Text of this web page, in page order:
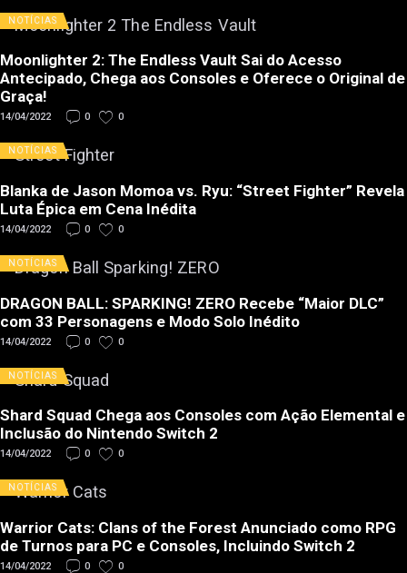
NOTÍCIAS
Moonlighter 2: The Endless Vault Sai do Acesso
Antecipado, Chega aos Consoles e Oferece o Original de
Graça!
14/04/2022 0 0
NOTÍCIAS
Blanka de Jason Momoa vs. Ryu: “Street Fighter” Revela
Luta Épica em Cena Inédita
14/04/2022 0 0
NOTÍCIAS
DRAGON BALL: SPARKING! ZERO Recebe “Maior DLC”
com 33 Personagens e Modo Solo Inédito
14/04/2022 0 0
NOTÍCIAS
Shard Squad Chega aos Consoles com Ação Elemental e
Inclusão do Nintendo Switch 2
14/04/2022 0 0
NOTÍCIAS
Warrior Cats: Clans of the Forest Anunciado como RPG
de Turnos para PC e Consoles, Incluindo Switch 2
14/04/2022 0 0